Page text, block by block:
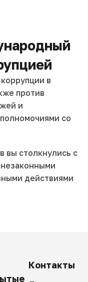
в
против
и
со
вы столкнулись с
действиями
Контакты